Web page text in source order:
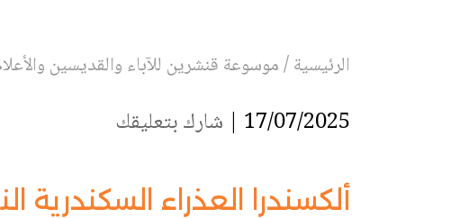
الرئيسية/موسوعة قنشرين للآباء والقديسين
17/07/2025 | شارك بتعليقك
ألكسندرا العذراء السكندرية